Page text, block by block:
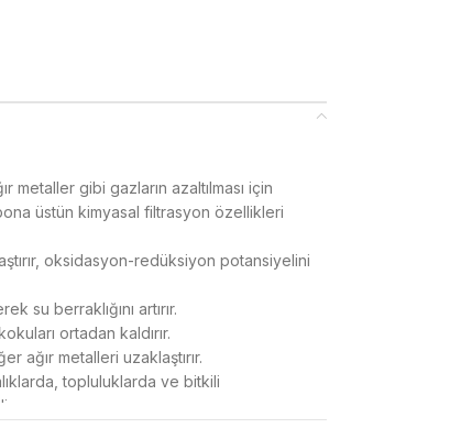
metaller gibi gazların azaltılması için
üstün kimyasal filtrasyon özellikleri
oksidasyon-redüksiyon potansiyelini
su berraklığını artırır.
ortadan kaldırır.
ağır metalleri uzaklaştırır.
topluluklarda ve bitkili